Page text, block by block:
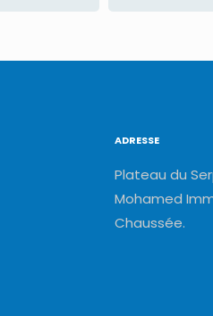
ADRESSE
Plateau du
Mohamed
Chaussée.